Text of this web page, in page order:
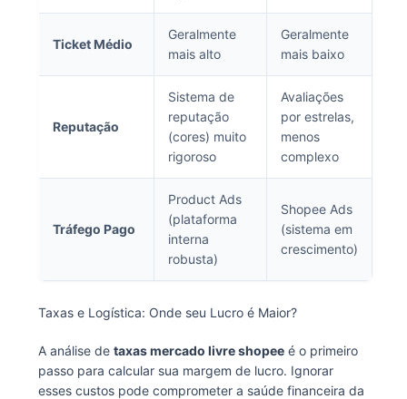
Ticket Médio
Geralmente
mais alto
Geralmente
mais baixo
Reputação
Sistema de
reputação
(cores) muito
rigoroso
Avaliações
por estrelas,
menos
complexo
Tráfego Pago
Product Ads
(plataforma
interna
robusta)
Shopee Ads
(sistema em
crescimento)
Taxas e Logística: Onde seu Lucro é Maior?
A análise de taxas mercado livre shopeeé o primeiro
passo para calcular sua margem de lucro. Ignorar
esses custos pode comprometer a saúde financeira da